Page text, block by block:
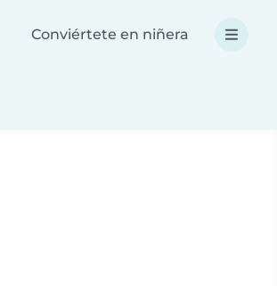
Conviértete en niñera